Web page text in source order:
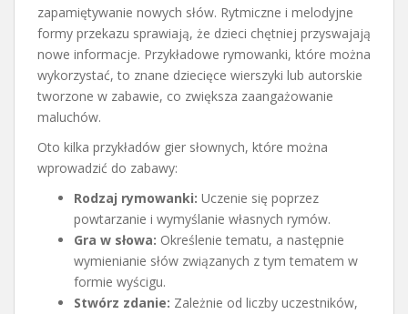
zapamiętywanie nowych słów. Rytmiczne i melodyjne
formy przekazu sprawiają, że dzieci chętniej przyswajają
nowe informacje. Przykładowe rymowanki, które można
wykorzystać, to znane dziecięce wierszyki lub autorskie
tworzone w zabawie, co zwiększa zaangażowanie
maluchów.
Oto kilka przykładów gier słownych, które można
wprowadzić do zabawy:
Rodzaj rymowanki: Uczenie się poprzez
powtarzanie i wymyślanie własnych rymów.
Gra w słowa: Określenie tematu, a następnie
wymienianie słów związanych z tym tematem w
formie wyścigu.
Stwórz zdanie: Zależnie od liczby uczestników,